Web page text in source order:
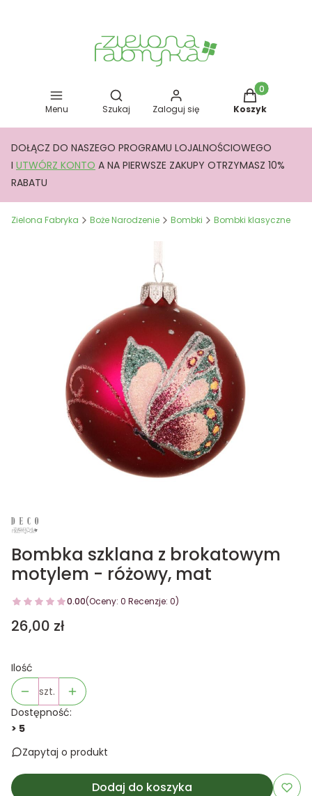
Menu
Otwórz wyszukiwarkę
Szukaj Zaloguj się
Produkty w
Koszyk
DOŁĄCZ DO NASZEGO PROGRAMU LOJALNOŚCIOWEGO
I UTWÓRZ KONTO A NA PIERWSZE ZAKUPY OTRZYMASZ 10%
RABATU
Zielona Fabryka Boże Narodzenie Bombki Bombki klasyczne
Bombka szklana z brokatowym
motylem - różowy, mat
0.00(Oceny: 0 Recenzje: 0)
Cena
26,00 zł
Ilość
szt.
Dostępność:
> 5
Zapytaj o produkt
Dodaj do koszyka